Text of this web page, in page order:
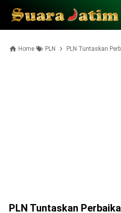
Home PLN PLN Tuntaskan Perbaikan
PLN Tuntaskan